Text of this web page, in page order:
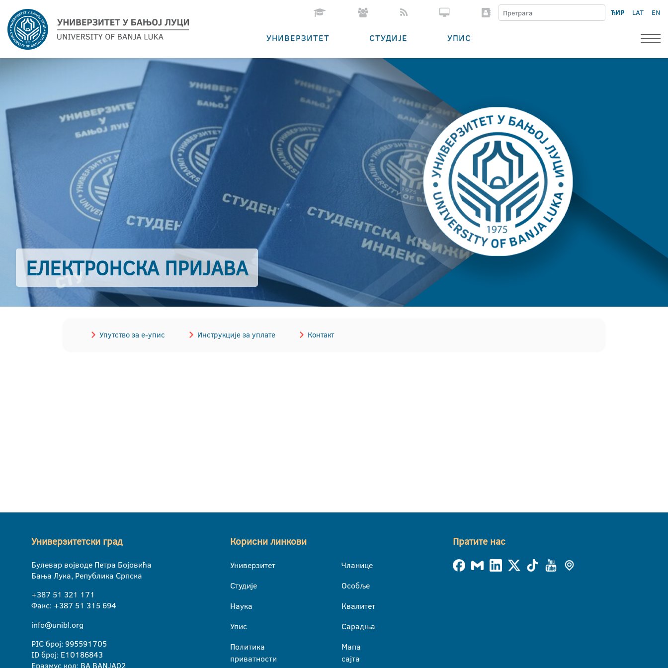
ЋИР LAT EN
УНИВЕРЗИТЕТ СТУДИЈЕ УПИС
ЕЛЕКТРОНСКА ПРИЈАВА
Упутство за е-упис Инструкције за уплате Контакт
Универзитетски град
Булевар војводе Петра Бојовића
Бања Лука, Република Српска
+387 51 321 171
Факс: +387 51 315 694
info@unibl.org
PIC број: 995591705
ID број: E10186843
Еразмус код: BA BANJA02
Корисни линкови
Универзитет
Студије
Наука
Упис
Политика
приватности
Чланице
Особље
Квалитет
Сарадња
Мапа
сајта
Пратите нас